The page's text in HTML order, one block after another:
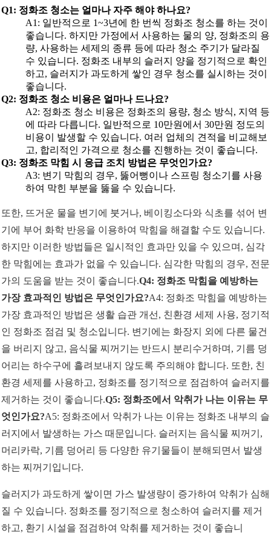
Q1: 정화조 청소는 얼마나 자주 해야 하나요?
A1: 일반적으로 1~3년에 한 번씩 정화조 청소를 하는 것이
좋습니다. 하지만 가정에서 사용하는 물의 양, 정화조의 용
량, 사용하는 세제의 종류 등에 따라 청소 주기가 달라질
수 있습니다. 정화조 내부의 슬러지 양을 정기적으로 확인
하고, 슬러지가 과도하게 쌓인 경우 청소를 실시하는 것이
좋습니다.
Q2: 정화조 청소 비용은 얼마나 드나요?
A2: 정화조 청소 비용은 정화조의 용량, 청소 방식, 지역 등
에 따라 다릅니다. 일반적으로 10만원에서 30만원 정도의
비용이 발생할 수 있습니다. 여러 업체의 견적을 비교해보
고, 합리적인 가격으로 청소를 진행하는 것이 좋습니다.
Q3: 정화조 막힘 시 응급 조치 방법은 무엇인가요?
A3: 변기 막힘의 경우, 뚫어뻥이나 스프링 청소기를 사용
하여 막힌 부분을 뚫을 수 있습니다.
또한, 뜨거운 물을 변기에 붓거나, 베이킹소다와 식초를 섞어 변
기에 부어 화학 반응을 이용하여 막힘을 해결할 수도 있습니다.
하지만 이러한 방법들은 일시적인 효과만 있을 수 있으며, 심각
한 막힘에는 효과가 없을 수 있습니다. 심각한 막힘의 경우, 전문
가의 도움을 받는 것이 좋습니다.Q4: 정화조 막힘을 예방하는
가장 효과적인 방법은 무엇인가요?A4: 정화조 막힘을 예방하는
가장 효과적인 방법은 생활 습관 개선, 친환경 세제 사용, 정기적
인 정화조 점검 및 청소입니다. 변기에는 화장지 외에 다른 물건
을 버리지 않고, 음식물 찌꺼기는 반드시 분리수거하며, 기름 덩
어리는 하수구에 흘려보내지 않도록 주의해야 합니다. 또한, 친
환경 세제를 사용하고, 정화조를 정기적으로 점검하여 슬러지를
제거하는 것이 좋습니다.Q5: 정화조에서 악취가 나는 이유는 무
엇인가요?A5: 정화조에서 악취가 나는 이유는 정화조 내부의 슬
러지에서 발생하는 가스 때문입니다. 슬러지는 음식물 찌꺼기,
머리카락, 기름 덩어리 등 다양한 유기물들이 분해되면서 발생
하는 찌꺼기입니다.
슬러지가 과도하게 쌓이면 가스 발생량이 증가하여 악취가 심해
질 수 있습니다. 정화조를 정기적으로 청소하여 슬러지를 제거
하고, 환기 시설을 점검하여 악취를 제거하는 것이 좋습니